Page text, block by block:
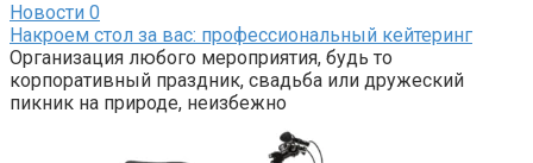
Новости 0
Накроем стол за вас: профессиональный кейтеринг
Организация любого мероприятия, будь то
корпоративный праздник, свадьба или дружеский
пикник на природе, неизбежно